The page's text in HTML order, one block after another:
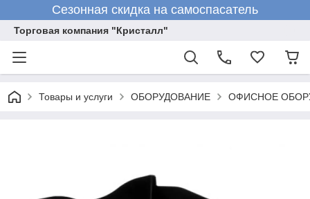
Сезонная скидка на самоспасатель
Торговая компания "Кристалл"
Товары и услуги ОБОРУДОВАНИЕ ОФИСНОЕ